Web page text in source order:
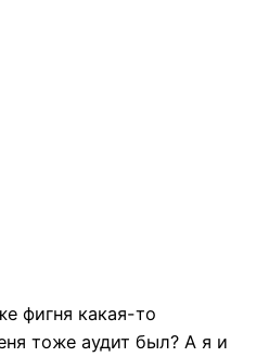
фигня какая-то
тоже аудит был? А я и